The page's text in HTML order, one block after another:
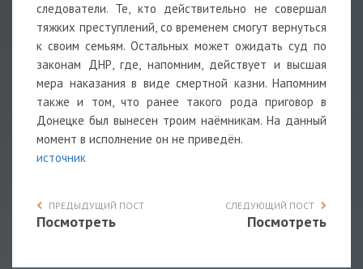
следователи. Те, кто действительно не совершал
тяжких преступлений, со временем смогут вернуться
к своим семьям. Остальных может ожидать суд по
законам ДНР, где, напомним, действует и высшая
мера наказания в виде смертной казни. Напомним
также и том, что ранее такого рода приговор в
Донецке был вынесен троим наёмникам. На данный
момент в исполнение он не приведён.
источник
ПРЕДЫДУЩИЙ ПОСТ
Посмотреть
СЛЕДУЮЩИЙ ПОСТ
Посмотреть